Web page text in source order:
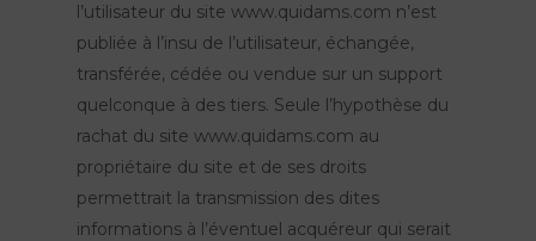
l’utilisateur du site www.quidams.com n’est
publiée à l’insu de l’utilisateur, échangée,
transférée, cédée ou vendue sur un support
quelconque à des tiers. Seule l’hypothèse du
rachat du site www.quidams.com au
propriétaire du site et de ses droits
permettrait la transmission des dites
informations à l’éventuel acquéreur qui serait